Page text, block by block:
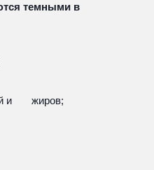
темными в
жиров;